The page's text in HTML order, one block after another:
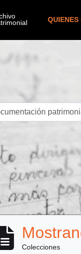
QUIENES
Colecciones